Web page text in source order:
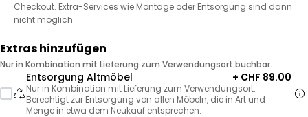
Checkout. Extra-Services wie Montage oder Entsorgung sind dann
nicht möglich.
Extras hinzufügen
Nur in Kombination mit Lieferung zum Verwendungsort buchbar.
Entsorgung Altmöbel + CHF 89.00
Nur in Kombination mit Lieferung zum Verwendungsort.
Berechtigt zur Entsorgung von allen Möbeln, die in Art und
Menge in etwa dem Neukauf entsprechen.